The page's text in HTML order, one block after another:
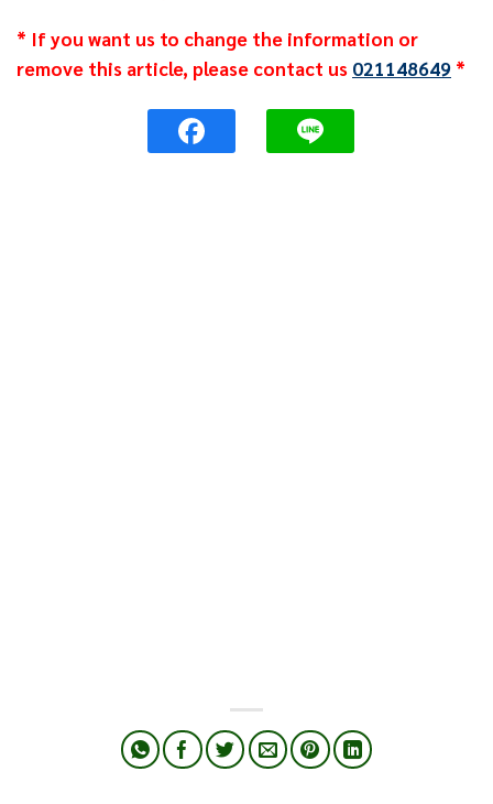
* If you want us to change the information or
remove this article, please contact us 021148649 *